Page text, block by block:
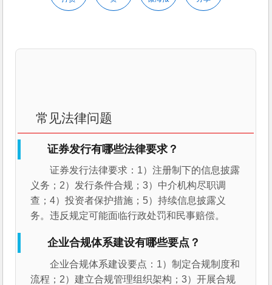
常见法律问题
证券发行有哪些法律要求？
证券发行法律要求：1）注册制下的信息披露
义务；2）发行条件合规；3）中介机构尽职调
查；4）投资者保护措施；5）持续信息披露义
务。违反规定可能面临行政处罚和民事赔偿。
企业合规体系建设有哪些要点？
企业合规体系建设要点：1）制定合规制度和
流程；2）建立合规管理组织架构；3）开展合规